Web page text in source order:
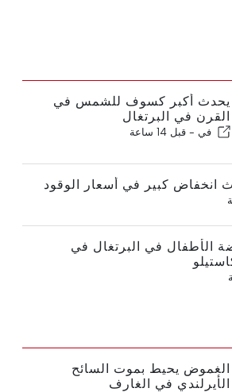
يحدث أكبر كسوف للشمس في
القرن في البرتغال
في - قبل 14 ساعة
انخفاض كبير في أسعار الوقود
الأطفال في البرتغال في
الغموض يحيط بموت السائح
الأيرلندي في الغارف